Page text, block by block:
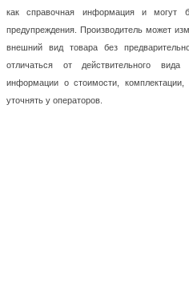
как справочная информация и
предупреждения. Производитель может
внешний вид товара без
отличаться от действительного
информации о стоимости,
уточнять у операторов.